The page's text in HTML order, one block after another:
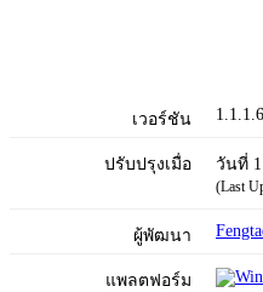
เวอร์ชัน 1.1.1.6
ปรับปรุงเมื่อ วันที่
(Last
ผู้พัฒนา
แพลตฟอร์ม